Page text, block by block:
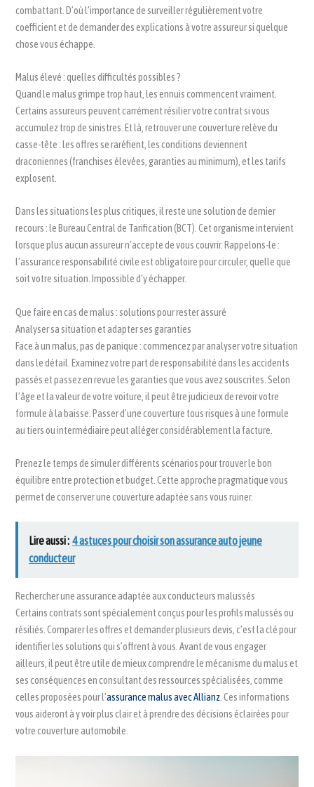
combattant. D’où l’importance de surveiller régulièrement votre
coefficient et de demander des explications à votre assureur si quelque
chose vous échappe.
Malus élevé : quelles difficultés possibles ?
Quand le malus grimpe trop haut, les ennuis commencent vraiment.
Certains assureurs peuvent carrément résilier votre contrat si vous
accumulez trop de sinistres. Et là, retrouver une couverture relève du
casse-tête : les offres se raréfient, les conditions deviennent
draconiennes (franchises élevées, garanties au minimum), et les tarifs
explosent.
Dans les situations les plus critiques, il reste une solution de dernier
recours : le Bureau Central de Tarification (BCT). Cet organisme intervient
lorsque plus aucun assureur n’accepte de vous couvrir. Rappelons-le :
l’assurance responsabilité civile est obligatoire pour circuler, quelle que
soit votre situation. Impossible d’y échapper.
Que faire en cas de malus : solutions pour rester assuré
Analyser sa situation et adapter ses garanties
Face à un malus, pas de panique : commencez par analyser votre situation
dans le détail. Examinez votre part de responsabilité dans les accidents
passés et passez en revue les garanties que vous avez souscrites. Selon
l’âge et la valeur de votre voiture, il peut être judicieux de revoir votre
formule à la baisse. Passer d’une couverture tous risques à une formule
au tiers ou intermédiaire peut alléger considérablement la facture.
Prenez le temps de simuler différents scénarios pour trouver le bon
équilibre entre protection et budget. Cette approche pragmatique vous
permet de conserver une couverture adaptée sans vous ruiner.
Lire aussi : 4 astuces pour choisir son assurance auto jeune
conducteur
Rechercher une assurance adaptée aux conducteurs malussés
Certains contrats sont spécialement conçus pour les profils malussés ou
résiliés. Comparer les offres et demander plusieurs devis, c’est la clé pour
identifier les solutions qui s’offrent à vous. Avant de vous engager
ailleurs, il peut être utile de mieux comprendre le mécanisme du malus et
ses conséquences en consultant des ressources spécialisées, comme
celles proposées pour l’assurance malus avec Allianz . Ces informations
vous aideront à y voir plus clair et à prendre des décisions éclairées pour
votre couverture automobile.